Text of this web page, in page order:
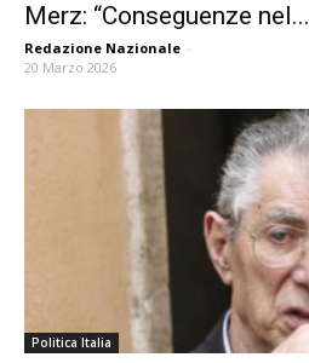
Merz: “Conseguenze nel...
Redazione Nazionale -
20 Marzo 2026
Politica Italia